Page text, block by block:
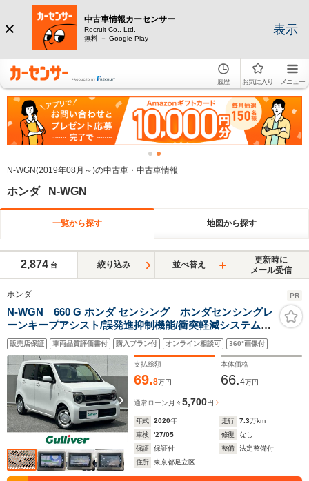
中古車情報カーセンサー
Recruit Co., Ltd.
無料 － Google Play
表示
履歴 お気に入り メニュー
N-WGN(2019年08月～)の中古車・中古車情報
ホンダ N-WGN
一覧から探す 地図から探す
2,874 台 絞り込み 並べ替え
更新時に
メール受信
ホンダ PR
N-WGN 660 G ホンダ センシング ホンダセンシングレ
ーンキープアシスト/誤発進抑制機能/衝突軽減システム・
アダプティブクルーズコントロール/純正ナビ
Bluetooth/CD/DVD/フルセグTV/バックカメラ/ETC
販売店保証 車両品質評価書付 購入プラン付 オンライン相談可 360°画像付
支払総額
69.8万円
本体価格
66.4万円
通常ローン 月々5,700円
年式 2020年 走行 7.3万km
車検
'27/05 修復
なし
保証
保証付 整備
法定整備付
住所
東京都足立区